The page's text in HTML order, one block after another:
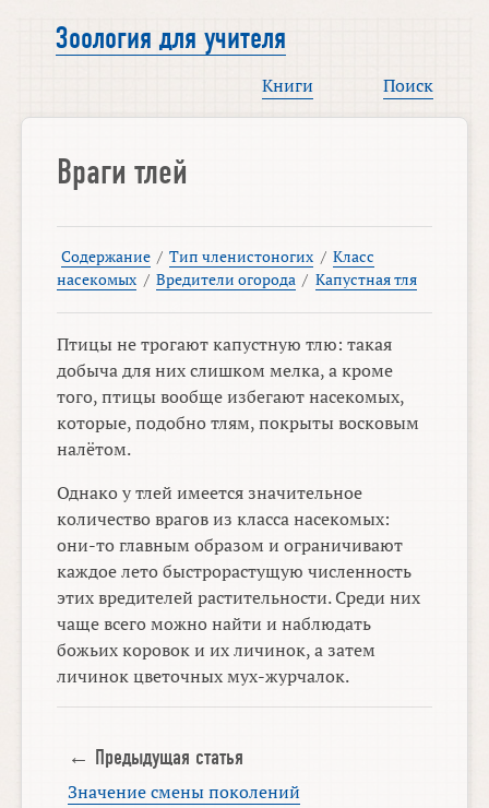
Зоология для учителя
Книги Поиск
Враги тлей
Содержание / Тип членистоногих / Класс
насекомых / Вредители огорода / Капустная тля
Птицы не трогают капустную тлю: такая
добыча для них слишком мелка, а кроме
того, птицы вообще избегают насекомых,
которые, подобно тлям, покрыты восковым
налётом.
Однако у тлей имеется значительное
количество врагов из класса насекомых:
они-то главным образом и ограничивают
каждое лето быстрорастущую численность
этих вредителей растительности. Среди них
чаще всего можно найти и наблюдать
божьих коровок и их личинок, а затем
личинок цветочных мух-журчалок.
← Предыдущая статья
Значение смены поколений